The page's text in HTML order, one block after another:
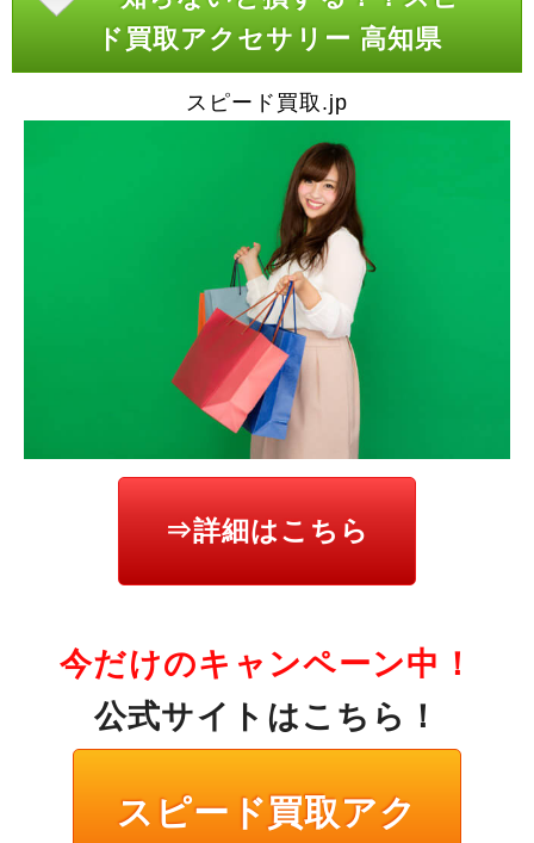
ド買取アクセサリー 高知県
スピード買取.jp
⇒詳細はこちら
今だけのキャンペーン中！
公式サイトはこちら！
スピード買取アク